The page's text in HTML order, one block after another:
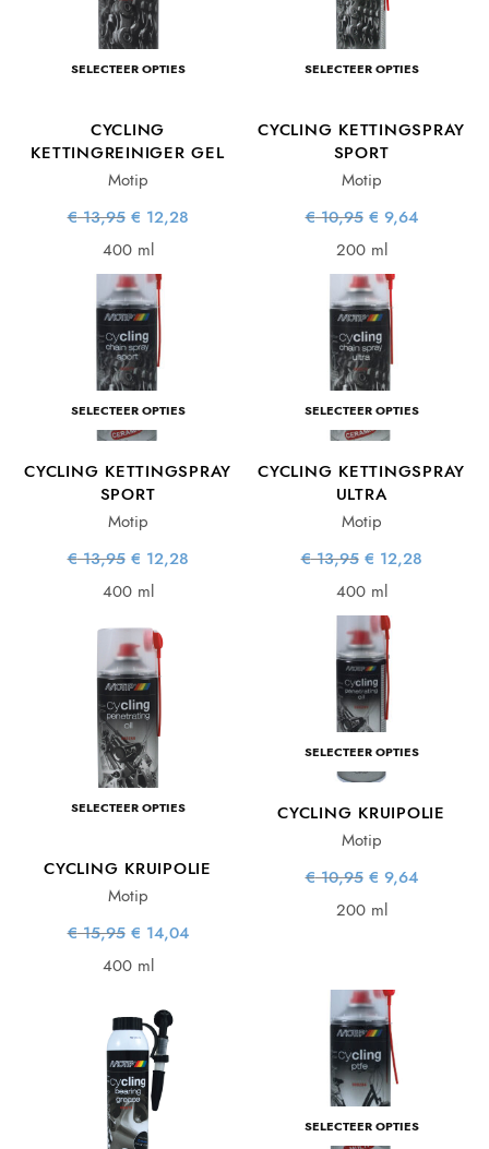
SELECTEER OPTIES
CYCLING
KETTINGREINIGER GEL
Motip
€13,95 Oorspronkelijke
prijs was:
€ 12,28
400 ml
SELECTEER OPTIES
CYCLING KETTINGSPRAY
SPORT
Motip
€10,95 Oorspronkelijke
prijs was:
€ 9,64Huidige
200 ml
SELECTEER OPTIES
CYCLING KETTINGSPRAY
SPORT
Motip
€13,95 Oorspronkelijke
prijs was:
€ 12,28
400 ml
SELECTEER OPTIES
CYCLING KETTINGSPRAY
ULTRA
Motip
€13,95 Oorspronkelijke
prijs was:
€ 12,28
400 ml
SELECTEER OPTIES
CYCLING KRUIPOLIE
Motip
€15,95 Oorspronkelijke
prijs was:
€ 14,04
400 ml
SELECTEER OPTIES
CYCLING KRUIPOLIE
Motip
€10,95 Oorspronkelijke
prijs was:
€ 9,64Huidige
200 ml
SELECTEER OPTIES